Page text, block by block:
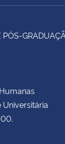
Universitária